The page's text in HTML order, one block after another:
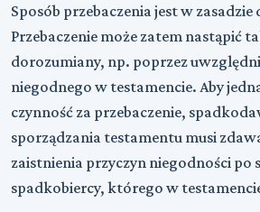
Sposób przebaczenia jest w
Przebaczenie może zatem nastąpić
dorozumiany, np. poprzez
niegodnego w testamencie. Aby
czynność za przebaczenie,
sporządzania testamentu musi
zaistnienia przyczyn niegodności po
spadkobiercy, którego w